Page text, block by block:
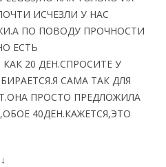
ИСЧЕЗЛИ У НАС
ПО ПОВОДУ ПРОЧНОСТИ
ЕСТЬ
20 ДЕН.СПРОСИТЕ У
САМА ТАК ДЛЯ
ПРОСТО ПРЕДЛОЖИЛА
40ДЕН.КАЖЕТСЯ,ЭТО
↓